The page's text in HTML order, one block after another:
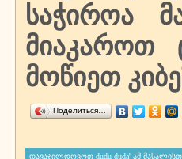
საჭიროა
მიაკაროთ
მოწიეთ
Поделиться…